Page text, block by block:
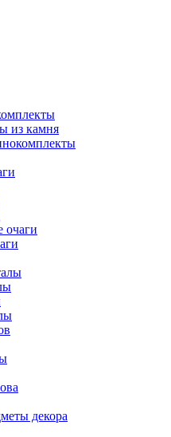
из камня
очаги
декора